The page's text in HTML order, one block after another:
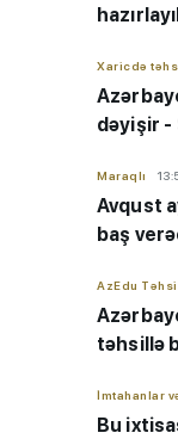
Xaricdə
dəyişir -
Maraqlı
Avqust
baş
AzEdu
təhsillə
İmtahanlar
Bu